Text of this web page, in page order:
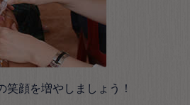
顔を増やしましょう！